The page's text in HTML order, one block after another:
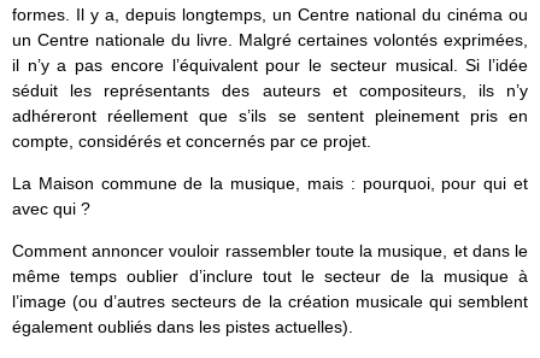
formes. Il y a, depuis longtemps, un Centre national du cinéma ou
un Centre nationale du livre. Malgré certaines volontés exprimées,
il n’y a pas encore l’équivalent pour le secteur musical. Si l’idée
séduit les représentants des auteurs et compositeurs, ils n’y
adhéreront réellement que s’ils se sentent pleinement pris en
compte, considérés et concernés par ce projet.
La Maison commune de la musique, mais : pourquoi, pour qui et
avec qui ?
Comment annoncer vouloir rassembler toute la musique, et dans le
même temps oublier d’inclure tout le secteur de la musique à
l’image (ou d’autres secteurs de la création musicale qui semblent
également oubliés dans les pistes actuelles).